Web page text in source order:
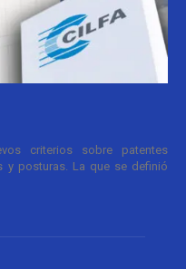
criterios sobre patentes
y posturas. La que se definió